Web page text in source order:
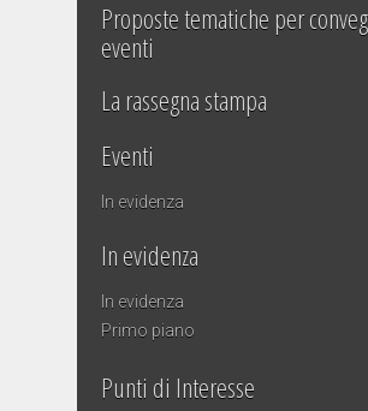
Proposte tematiche per
eventi
La rassegna stampa
Eventi
In evidenza
In evidenza
In evidenza
Primo piano
Punti di Interesse